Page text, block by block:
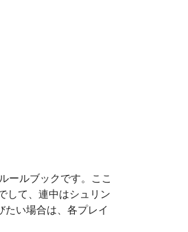
ールブックです。ここ
して、連中はシュリン
たい場合は、各プレイ